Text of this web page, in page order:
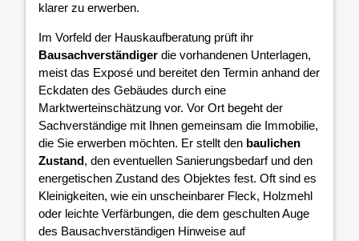
klarer zu erwerben.
Im Vorfeld der Hauskaufberatung prüft ihr
Bausachverständiger die vorhandenen Unterlagen,
meist das Exposé und bereitet den Termin anhand der
Eckdaten des Gebäudes durch eine
Marktwerteinschätzung vor. Vor Ort begeht der
Sachverständige mit Ihnen gemeinsam die Immobilie,
die Sie erwerben möchten. Er stellt den baulichen
Zustand, den eventuellen Sanierungsbedarf und den
energetischen Zustand des Objektes fest. Oft sind es
Kleinigkeiten, wie ein unscheinbarer Fleck, Holzmehl
oder leichte Verfärbungen, die dem geschulten Auge
des Bausachverständigen Hinweise auf